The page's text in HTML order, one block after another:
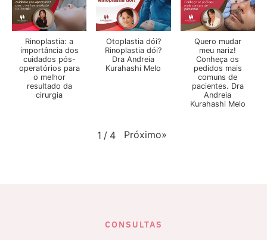
Rinoplastia: a
importância dos
cuidados pós-
operatórios para
o melhor
resultado da
cirurgia
Otoplastia dói?
Rinoplastia dói?
Dra Andreia
Kurahashi Melo
Quero mudar
meu nariz!
Conheça os
pedidos mais
comuns de
pacientes. Dra
Andreia
Kurahashi Melo
1 / 4 Próximo»
CONSULTAS